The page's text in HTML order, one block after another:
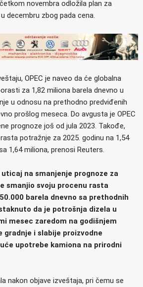
novembra odložila plan za
decembru zbog pada cena.
OPEC je naveo da će globalna
za 1,82 miliona barela dnevno u
u odnosu na prethodno predviđenih
prošlog meseca. Do avgusta je OPEC
prognoze još od jula 2023. Takođe,
potražnje za 2025. godinu na 1,54
1,64 miliona, prenosi Reuters.
na smanjenje prognoze za
smanjio svoju procenu rasta
barela dnevno sa prethodnih
da je potrošnja dizela u
mesec zaredom na godišnjem
gradnje i slabije proizvodne
upotrebe kamiona na prirodni
nakon objave izveštaja, pri čemu se